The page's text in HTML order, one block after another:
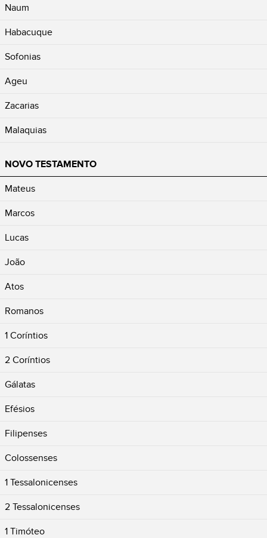
Naum
Habacuque
Sofonias
Ageu
Zacarias
Malaquias
NOVO TESTAMENTO
Mateus
Marcos
Lucas
João
Atos
Romanos
1 Coríntios
2 Coríntios
Gálatas
Efésios
Filipenses
Colossenses
1 Tessalonicenses
2 Tessalonicenses
1 Timóteo